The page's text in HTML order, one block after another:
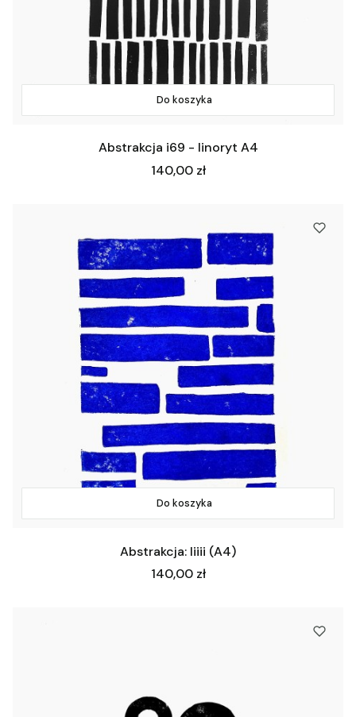
Do koszyka
Abstrakcja i69 - linoryt A4
Cena
140,00 zł
Do koszyka
Abstrakcja: Iiiii (A4)
Cena
140,00 zł